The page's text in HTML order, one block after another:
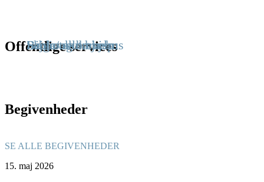
Offentlige services
Læge/akut hjælp
Skole og børnehus
Bibliotek
Sejerø ældrehjem
Begivenheder
SE ALLE BEGIVENHEDER
15. maj 2026